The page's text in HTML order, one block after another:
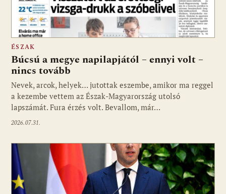
ÉSZAK
Búcsú a megye napilapjától – ennyi volt –
nincs tovább
Nevek, arcok, helyek… jutottak eszembe, amikor ma reggel
a kezembe vettem az Észak-Magyarország utolsó
lapszámát. Fura érzés volt. Bevallom, már…
2026.07.31.